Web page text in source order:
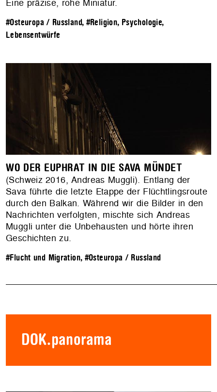
Eine präzise, rohe Miniatur.
#Osteuropa / Russland, #Religion, Psychologie,
Lebensentwürfe
WO DER EUPHRAT IN DIE SAVA MÜNDET
(Schweiz 2016, Andreas Muggli). Entlang der
Sava führte die letzte Etappe der Flüchtlingsroute
durch den Balkan. Während wir die Bilder in den
Nachrichten verfolgten, mischte sich Andreas
Muggli unter die Unbehausten und hörte ihren
Geschichten zu.
#Flucht und Migration, #Osteuropa / Russland
DOK.panorama